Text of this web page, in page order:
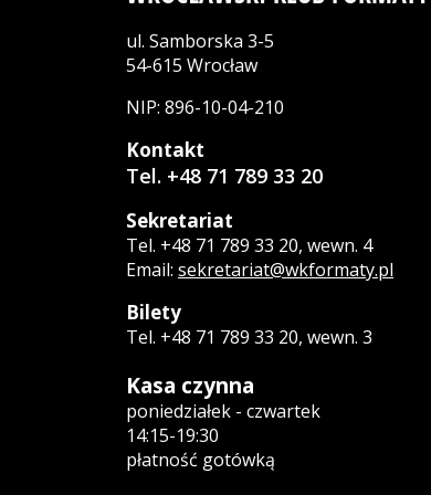
ul. Samborska 3-5
54-615 Wrocław
NIP: 896-10-04-210
Kontakt
Tel. +48 71 789 33 20
Sekretariat
Tel. +48 71 789 33 20, wewn. 4
Email: sekretariat@wkformaty.pl
Bilety
Tel. +48 71 789 33 20, wewn. 3
Kasa czynna
poniedziałek - czwartek
14:15-19:30
płatność gotówką